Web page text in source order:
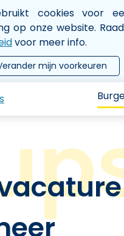
cookies voor
op onze website.
voor meer info.
mijn voorkeuren